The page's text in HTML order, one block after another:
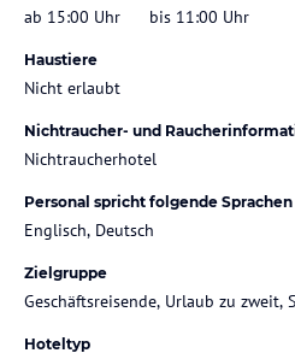
ab 15:00 Uhr bis 11:00 Uhr
Haustiere
Nicht erlaubt
Nichtraucher- und
Nichtraucherhotel
Personal spricht folgende Sprachen
Englisch, Deutsch
Zielgruppe
Geschäftsreisende, Urlaub zu zweit,
Hoteltyp